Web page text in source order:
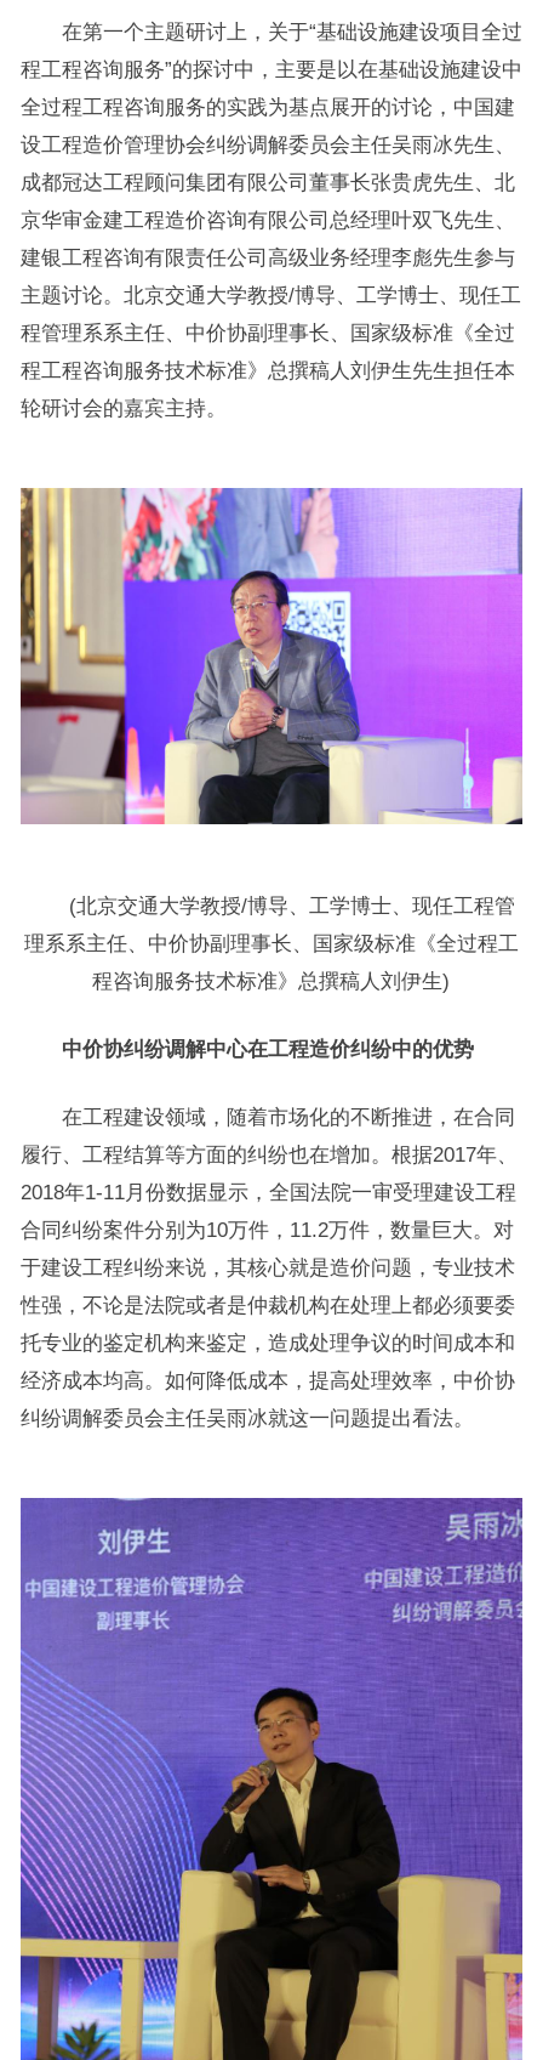
在第一个主题研讨上，关于“基础设施建设项目全过
程工程咨询服务”的探讨中，主要是以在基础设施建设中
全过程工程咨询服务的实践为基点展开的讨论，中国建
设工程造价管理协会纠纷调解委员会主任吴雨冰先生、
成都冠达工程顾问集团有限公司董事长张贵虎先生、北
京华审金建工程造价咨询有限公司总经理叶双飞先生、
建银工程咨询有限责任公司高级业务经理李彪先生参与
主题讨论。北京交通大学教授/博导、工学博士、现任工
程管理系系主任、中价协副理事长、国家级标准《全过
程工程咨询服务技术标准》总撰稿人刘伊生先生担任本
轮研讨会的嘉宾主持。
(北京交通大学教授/博导、工学博士、现任工程管
理系系主任、中价协副理事长、国家级标准《全过程工
程咨询服务技术标准》总撰稿人刘伊生)
中价协纠纷调解中心在工程造价纠纷中的优势
在工程建设领域，随着市场化的不断推进，在合同
履行、工程结算等方面的纠纷也在增加。根据2017年、
2018年1-11月份数据显示，全国法院一审受理建设工程
合同纠纷案件分别为10万件，11.2万件，数量巨大。对
于建设工程纠纷来说，其核心就是造价问题，专业技术
性强，不论是法院或者是仲裁机构在处理上都必须要委
托专业的鉴定机构来鉴定，造成处理争议的时间成本和
经济成本均高。如何降低成本，提高处理效率，中价协
纠纷调解委员会主任吴雨冰就这一问题提出看法。